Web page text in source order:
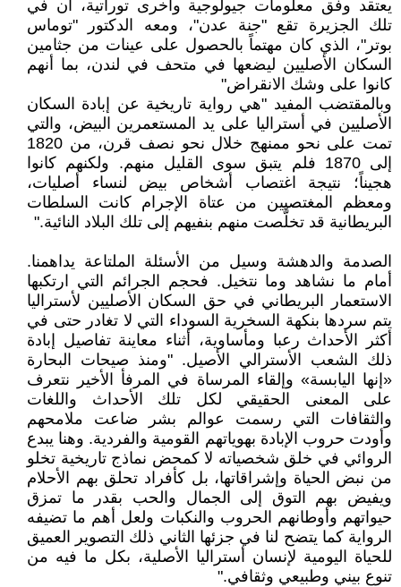
يعتقد وفق معلومات جيولوجية وأخرى توراتية، أن في
تلك الجزيرة تقع "جنة عدن"، ومعه الدكتور "توماس
بوتر"، الذي كان مهتماً بالحصول على عينات من جثامين
السكان الأصليين ليضعها في متحف في لندن، بما أنهم
كانوا على وشك الانقراض"
وبالمقتضب المفيد "هي رواية تاريخية عن إبادة السكان
الأصليين في أستراليا على يد المستعمرين البيض، والتي
تمت على نحو ممنهج خلال نحو نصف قرن، من 1820
إلى 1870 فلم يتبق سوى القليل منهم. ولكنهم كانوا
هجيناً؛ نتيجة اغتصاب أشخاص بيض لنساء أصليات،
ومعظم المغتصبين من عتاة الإجرام كانت السلطات
البريطانية قد تخلَّصت منهم بنفيهم إلى تلك البلاد النائية."
الصدمة والدهشة وسيل من الأسئلة الملتاعة يداهمنا.
أمام ما نشاهد وما نتخيل. فحجم الجرائم التي ارتكبها
الاستعمار البريطاني في حق السكان الأصليين لأستراليا
يتم سردها بنكهة السخرية السوداء التي لا تغادر حتى في
أكثر الأحداث رعبا ومأساوية، أثناء معاينة تفاصيل إبادة
ذلك الشعب الأسترالي الأصيل. "ومنذ صيحات البحارة
«إنها اليابسة» وإلقاء المرساة في المرفأ الأخير نتعرف
على المعنى الحقيقي لكل تلك الأحداث واللغات
والثقافات التي رسمت عوالم بشر ضاعت ملامحهم
وأودت حروب الإبادة بهوياتهم القومية والفردية. وهنا يبدع
الروائي في خلق شخصياته لا كمحض نماذج تاريخية تخلو
من نبض الحياة وإشراقاتها، بل كأفراد تحلق بهم الأحلام
ويفيض بهم التوق إلى الجمال والحب بقدر ما تمزق
حيواتهم وأوطانهم الحروب والنكبات ولعل أهم ما تضيفه
الرواية كما يتضح لنا في جزئها الثاني ذلك التصوير العميق
للحياة اليومية لإنسان أستراليا الأصلية، بكل ما فيه من
تنوع بيني وطبيعي وثقافي."